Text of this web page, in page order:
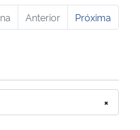
Anterior Próxima
×